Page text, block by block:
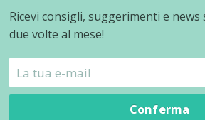
Ricevi consigli, suggerimenti e
due volte al mese!
Conferma